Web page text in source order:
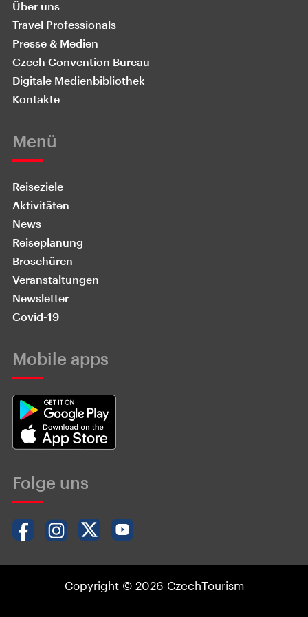
Über uns
Travel Professionals
Presse & Medien
Czech Convention Bureau
Digitale Medienbibliothek
Kontakte
Menü
Reiseziele
Aktivitäten
News
Reiseplanung
Broschüren
Veranstaltungen
Newsletter
Covid-19
Mobile apps
Folge uns
Copyright © 2026 CzechTourism